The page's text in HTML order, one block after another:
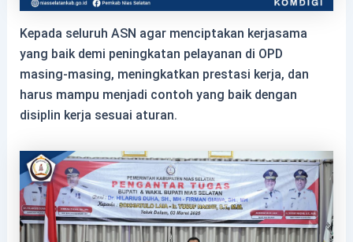
Kepada seluruh ASN agar menciptakan kerjasama
yang baik demi peningkatan pelayanan di OPD
masing-masing, meningkatkan prestasi kerja, dan
harus mampu menjadi contoh yang baik dengan
disiplin kerja sesuai aturan.